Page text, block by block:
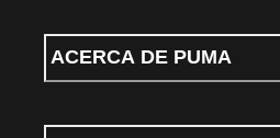
ACERCA DE PUMA